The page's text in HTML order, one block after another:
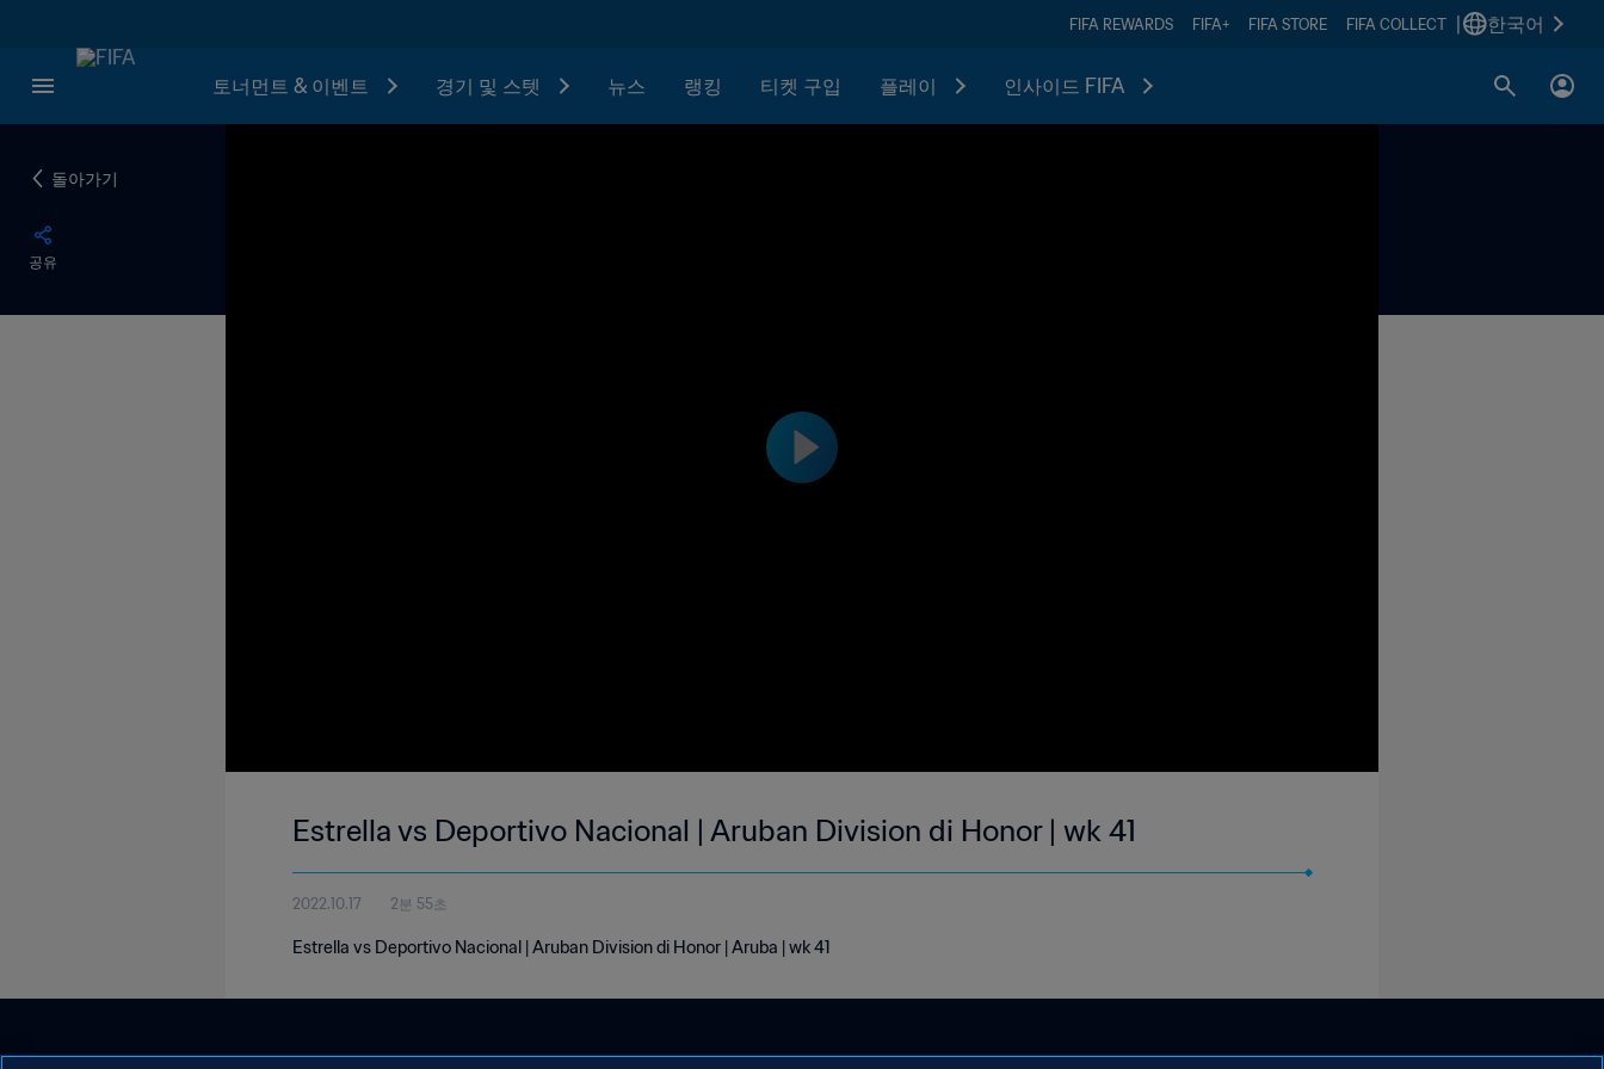
FIFA REWARDS FIFA+ FIFA STORE FIFA COLLECT 한국어
토너먼트 & 이벤트 경기 및 스텟 뉴스 랭킹 티켓 구입 플레이 인사이드 FIFA
돌아가기
공유
Estrella vs Deportivo Nacional | Aruban Division di Honor | wk 41
2022.10.17 2분 55초
Estrella vs Deportivo Nacional | Aruban Division di Honor | Aruba | wk 41